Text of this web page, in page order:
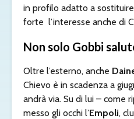
in profilo adatto a
forte l’interesse anche di
Non solo Gobbi
Oltre l’esterno, anche
Chievo è in scadenza a
andrà via. Su di lui – come
messo gli occhi l’Empoli,